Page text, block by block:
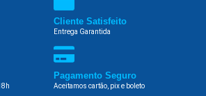
Cliente Satisfeito
Entrega Garantida
Pagamento Seguro
Aceitamos cartão, pix e boleto